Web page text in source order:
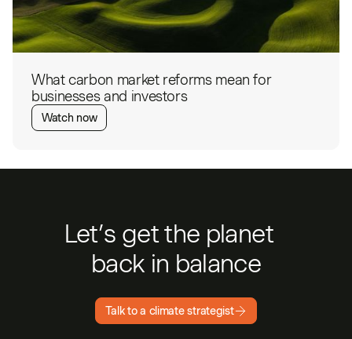
What carbon market reforms mean for
businesses and investors
Watch now
Let’s get the planet
back in balance
Talk to a climate strategist